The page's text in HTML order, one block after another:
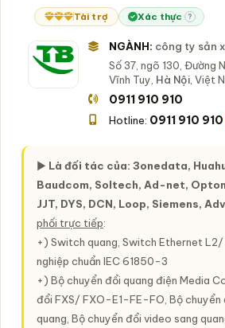
Tài trợ Xác thực ?
NGÀNH: công ty sản
Số 37, ngõ 130, Đường
Vĩnh Tuy, Hà Nội, Việt
0911 910 910
Hotline: 0911 910 910
► Là đối tác của: 3onedata,
Baudcom, Soltech, Ad-net,
JJT, DYS, DCN, Loop, Siemens,
phối trực tiếp:
+) Switch quang, Switch Ethernet
nghiệp chuẩn IEC 61850-3
+) Bộ chuyển đổi quang điện Media
đổi FXS/ FXO-E1-FE-FO, Bộ chuyển
quang, Bộ chuyển đổi video sang